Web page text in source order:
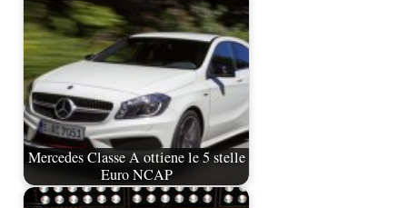
Mercedes Classe A ottiene le 5 stelle
Euro NCAP